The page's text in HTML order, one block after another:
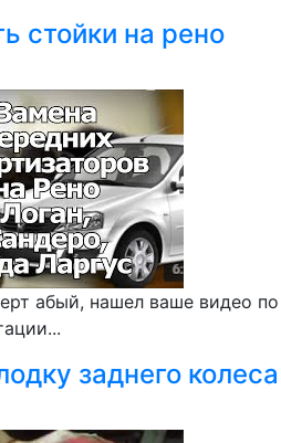
стойки на рено
абый, нашел ваше видео по
заднего колеса